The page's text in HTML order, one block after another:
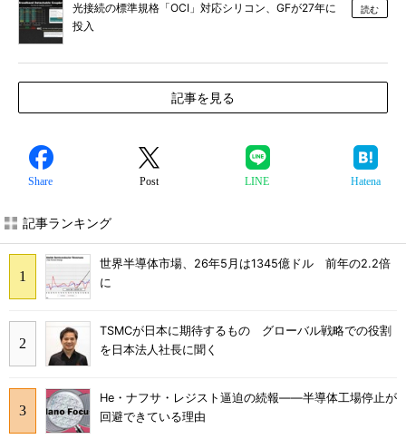
光接続の標準規格「OCI」対応シリコン、GFが27年に
投入
読む
記事を見る
Share Post LINE Hatena
記事ランキング
世界半導体市場、26年5月は1345億ドル 前年の2.2倍
に
TSMCが日本に期待するもの グローバル戦略での役割
を日本法人社長に聞く
He・ナフサ・レジスト逼迫の続報――半導体工場停止が
回避できている理由